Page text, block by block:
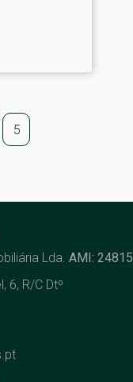
5
Lda. AMI: 24815
6, R/C Dtº